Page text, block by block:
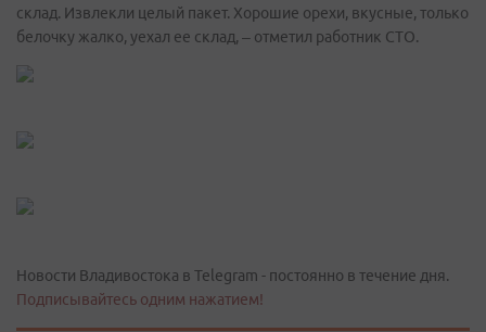
склад. Извлекли целый пакет. Хорошие орехи, вкусные, только
белочку жалко, уехал ее склад, – отметил работник СТО.
Новости Владивостока в Telegram - постоянно в течение дня.
Подписывайтесь одним нажатием!